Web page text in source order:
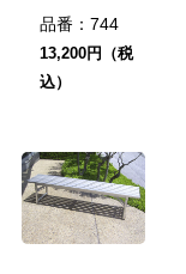
品番： 744
13,200円（税
込）